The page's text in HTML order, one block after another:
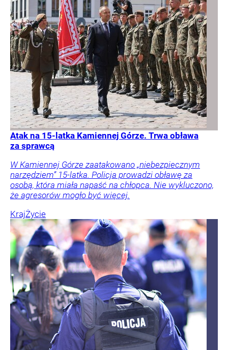
Atak na 15-latka Kamiennej Górze. Trwa obława
za sprawcą
W Kamiennej Górze zaatakowano „niebezpiecznym
narzędziem” 15-latka. Policja prowadzi obławę za
osobą, która miała napaść na chłopca. Nie wykluczono,
że agresorów mogło być więcej.
KrajŻycie